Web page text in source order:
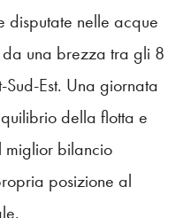
disputate nelle acque
una brezza tra gli 8
Est. Una giornata
della flotta e
miglior bilancio
posizione al